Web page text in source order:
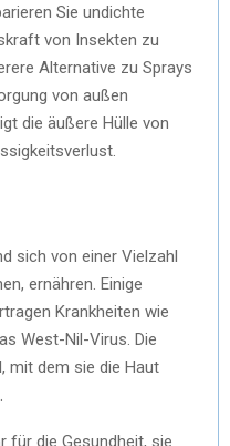
Sie undichte
von Insekten zu
Alternative zu Sprays
von außen
die äußere Hülle von
sich von einer Vielzahl
ernähren. Einige
Krankheiten wie
West-Nil-Virus. Die
mit dem sie die Haut
für die Gesundheit, sie